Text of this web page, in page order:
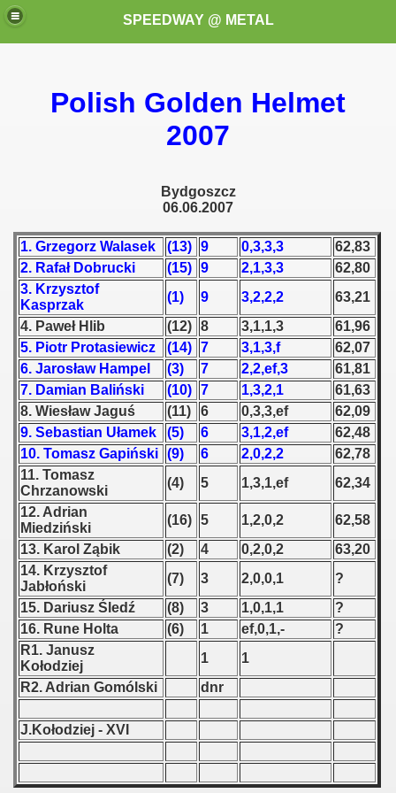
SPEEDWAY @ METAL
Polish Golden Helmet
2007
Bydgoszcz
06.06.2007
1. Grzegorz Walasek (13) 9 0,3,3,3
62,83
2. Rafał Dobrucki
(15) 9 2,1,3,3
62,80
3. Krzysztof
Kasprzak
(1) 9 3,2,2,2
63,21
4. Paweł Hlib
(12) 8 3,1,1,3
61,96
5. Piotr Protasiewicz
(14) 7 3,1,3,f
62,07
6. Jarosław Hampel
(3) 7 2,2,ef,3
61,81
7. Damian Baliński
(10) 7 1,3,2,1
61,63
8. Wiesław Jaguś
(11) 6 0,3,3,ef
62,09
9. Sebastian Ułamek
(5) 6 3,1,2,ef
62,48
10. Tomasz Gapiński (9) 6 2,0,2,2
62,78
11. Tomasz
Chrzanowski
(4) 5 1,3,1,ef
62,34
12. Adrian
Miedziński
(16) 5 1,2,0,2
62,58
13. Karol Ząbik
(2) 4 0,2,0,2
63,20
14. Krzysztof
Jabłoński
(7) 3 2,0,0,1
?
15. Dariusz Śledź
(8) 3 1,0,1,1
?
16. Rune Holta
(6) 1 ef,0,1,-
?
R1. Janusz
Kołodziej
1
1
R2. Adrian Gomólski
dnr
J.Kołodziej - XVI
these speedway programms)
(My speedway programmes to exchange or sale)
Świata (World Speedway Championship)
1946
- 1952
- 1953